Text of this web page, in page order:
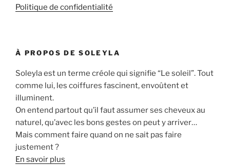
Politique de confidentialité
À PROPOS DE SOLEYLA
Soleyla est un terme créole qui signifie “Le soleil”. Tout
comme lui, les coiffures fascinent, envoûtent et
illuminent.
On entend partout qu’il faut assumer ses cheveux au
naturel, qu’avec les bons gestes on peut y arriver…
Mais comment faire quand on ne sait pas faire
justement ?
En savoir plus